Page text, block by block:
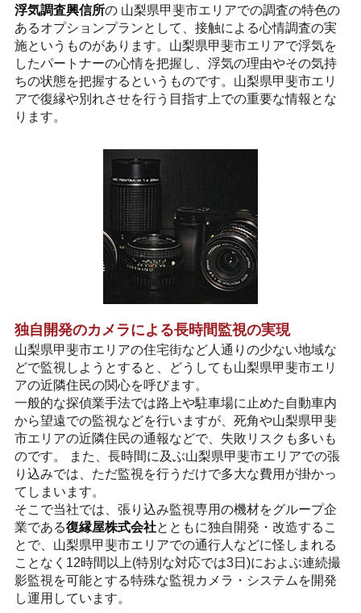
浮気調査興信所の 山梨県甲斐市エリアでの調査の特色の
あるオプションプランとして、接触による心情調査の実
施というものがあります。山梨県甲斐市エリアで浮気を
したパートナーの心情を把握し、浮気の理由やその気持
ちの状態を把握するというものです。山梨県甲斐市エリ
アで復縁や別れさせを行う目指す上での重要な情報とな
ります。
独自開発のカメラによる長時間監視の実現
山梨県甲斐市エリアの住宅街など人通りの少ない地域な
どで監視しようとすると、どうしても山梨県甲斐市エリ
アの近隣住民の関心を呼びます。
一般的な探偵業手法では路上や駐車場に止めた自動車内
から望遠での監視などを行いますが、死角や山梨県甲斐
市エリアの近隣住民の通報などで、失敗リスクも多いも
のです。 また、長時間に及ぶ山梨県甲斐市エリアでの張
り込みでは、ただ監視を行うだけで多大な費用が掛かっ
てしまいます。
そこで当社では、張り込み監視専用の機材をグループ企
業である復縁屋株式会社とともに独自開発・改造するこ
とで、山梨県甲斐市エリアでの通行人などに怪しまれる
ことなく12時間以上(特別な対応では3日)におよぶ連続撮
影監視を可能とする特殊な監視カメラ・システムを開発
し運用しています。